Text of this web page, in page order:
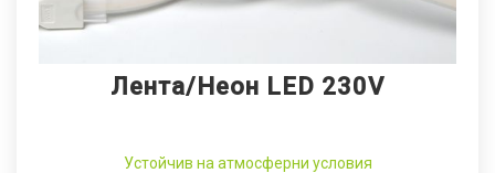
Лента/Неон LED 230V
Устойчив на атмосферни условия